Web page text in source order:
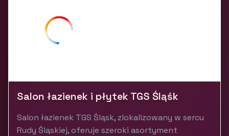
Salon łazienek i płytek TGS Śląśk
Salon łazienek TGS Śląsk, zlokalizowany w sercu
Rudy Śląskiej, oferuje szeroki asortyment